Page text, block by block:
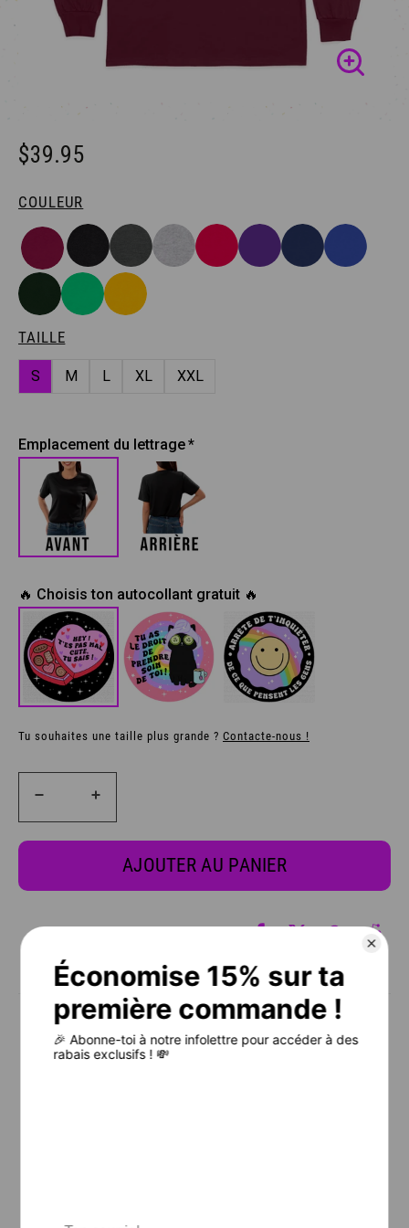
$39.95
COULEUR
TAILLE
S M L XL XXL
Emplacement du lettrage
🔥 Choisis ton autocollant gratuit 🔥
Tu souhaites une taille plus grande ? Contacte-nous !
AJOUTER AU PANIER
CHARTE DES TAILLES
⚠️ IL EST FORTEMENT RECOMMANDÉ DE BIEN CONSULTER LA
CHARTE DES TAILLES AVANT DE PLACER TA COMMANDE.